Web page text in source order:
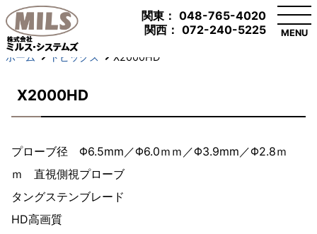
関東： 048-765-4020
関西： 072-240-5225 MENU
ホーム トピックス X2000HD
X2000HD
プローブ径 Φ6.5mm／Φ6.0ｍｍ／Φ3.9mm／Φ2.8ｍ
ｍ 直視側視プローブ
タングステンブレード
HD高画質